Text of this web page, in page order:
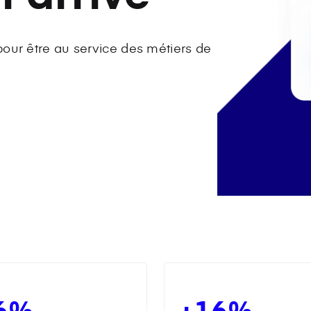
être au service des métiers de